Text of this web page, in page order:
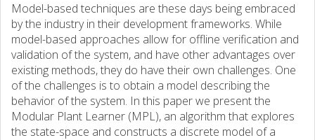
Model-based techniques are these days being embraced
by the industry in their development frameworks. While
model-based approaches allow for offline verification and
validation of the system, and have other advantages over
existing methods, they do have their own challenges. One
of the challenges is to obtain a model describing the
behavior of the system. In this paper we present the
Modular Plant Learner (MPL), an algorithm that explores
the state-space and constructs a discrete model of a